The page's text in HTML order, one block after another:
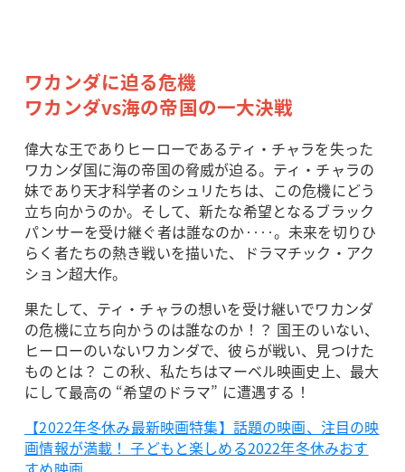
ワカンダに迫る危機
ワカンダvs海の帝国の一大決戦
偉大な王でありヒーローであるティ・チャラを失った
ワカンダ国に海の帝国の脅威が迫る。ティ・チャラの
妹であり天才科学者のシュリたちは、この危機にどう
立ち向かうのか。そして、新たな希望となるブラック
パンサーを受け継ぐ者は誰なのか‥‥。未来を切りひ
らく者たちの熱き戦いを描いた、ドラマチック・アク
ション超大作。
果たして、ティ・チャラの想いを受け継いでワカンダ
の危機に立ち向かうのは誰なのか！？ 国王のいない、
ヒーローのいないワカンダで、彼らが戦い、見つけた
ものとは？ この秋、私たちはマーベル映画史上、最大
にして最高の “希望のドラマ” に遭遇する！
【2022年冬休み最新映画特集】話題の映画、注目の映
画情報が満載！ 子どもと楽しめる2022年冬休みおす